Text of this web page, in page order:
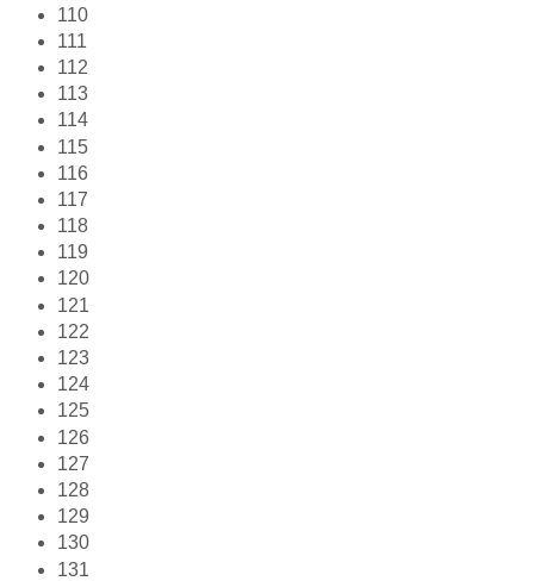
110
111
112
113
114
115
116
117
118
119
120
121
122
123
124
125
126
127
128
129
130
131